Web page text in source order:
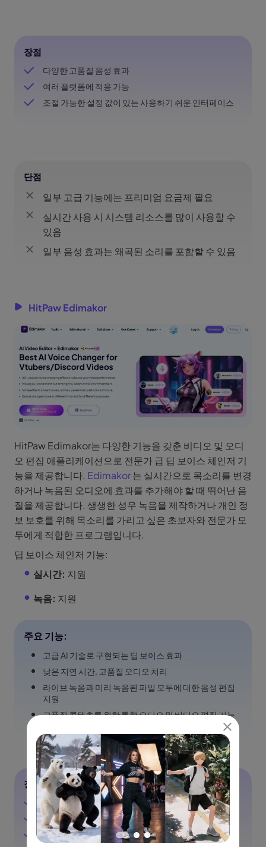
장점
다양한 고품질 음성 효과
여러 플랫폼에 적용 가능
조절 가능한 설정 값이 있는 사용하기 쉬운 인터페이스
단점
일부 고급 기능에는 프리미엄 요금제 필요
실시간 사용 시 시스템 리소스를 많이 사용할 수
있음
일부 음성 효과는 왜곡된 소리를 포함할 수 있음
HitPaw Edimakor
HitPaw Edimakor는 다양한 기능을 갖춘 비디오 및 오디
오 편집 애플리케이션으로 전문가 급 딥 보이스 체인저 기
능을 제공합니다. Edimakor는 실시간으로 목소리를 변경
하거나 녹음된 오디오에 효과를 추가해야 할 때 뛰어난 음
질을 제공합니다. 생생한 성우 녹음을 제작하거나 개인 정
보 보호를 위해 목소리를 가리고 싶은 초보자와 전문가 모
두에게 적합한 프로그램입니다.
딥 보이스 체인저 기능:
실시간: 지원
녹음: 지원
주요 기능:
고급 AI 기술로 구현되는 딥 보이스 효과
낮은 지연 시간, 고품질 오디오 처리
라이브 녹음과 미리 녹음된 파일 모두에 대한 음성 편집
지원
고품질 콘텐츠를 위한 통합 오디오 및 비디오 편집 기능
장점
AI로 향상된 우수한 딥 보이스 효과
간단한 조작으로 사용하기 쉬운 인터페이스
추가 오디오 및 비디오 편집 도구 포함